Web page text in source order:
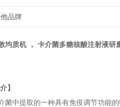
品牌
均质机 ， 卡介菌多糖核酸注射液
】
菌中提取的一种具有免疫调节功能